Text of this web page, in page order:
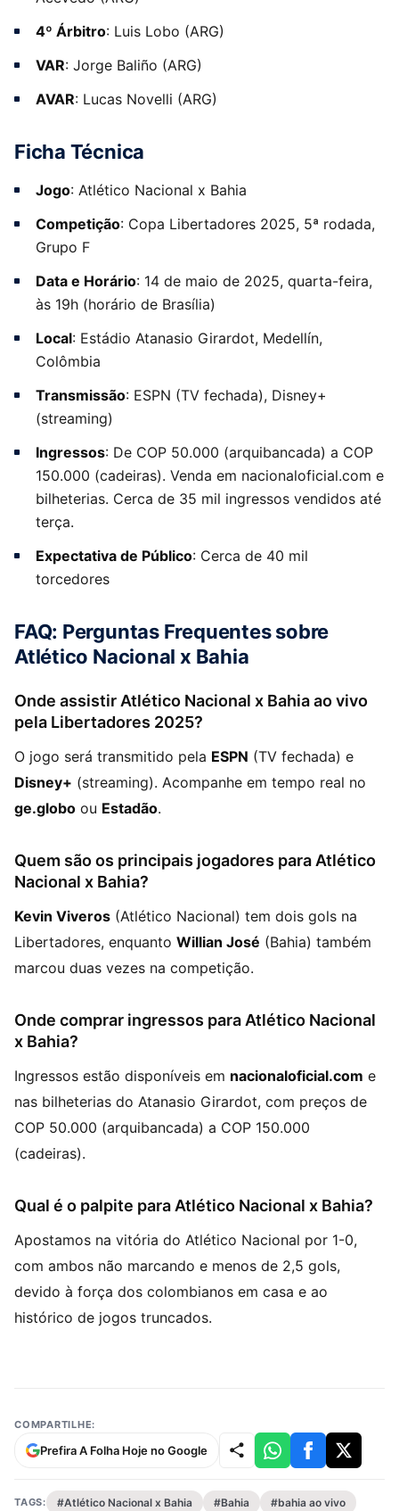
4º Árbitro: Luis Lobo (ARG)
VAR: Jorge Baliño (ARG)
AVAR: Lucas Novelli (ARG)
Ficha Técnica
Jogo: Atlético Nacional x Bahia
Competição: Copa Libertadores 2025, 5ª rodada,
Grupo F
Data e Horário: 14 de maio de 2025, quarta-feira,
às 19h (horário de Brasília)
Local: Estádio Atanasio Girardot, Medellín,
Colômbia
Transmissão: ESPN (TV fechada), Disney+
(streaming)
Ingressos: De COP 50.000 (arquibancada) a COP
150.000 (cadeiras). Venda em nacionaloficial.com e
bilheterias. Cerca de 35 mil ingressos vendidos até
terça.
Expectativa de Público: Cerca de 40 mil
torcedores
FAQ: Perguntas Frequentes sobre
Atlético Nacional x Bahia
Onde assistir Atlético Nacional x Bahia ao vivo
pela Libertadores 2025?
O jogo será transmitido pela ESPN (TV fechada) e
Disney+ (streaming). Acompanhe em tempo real no
ge.globo ou Estadão.
Quem são os principais jogadores para Atlético
Nacional x Bahia?
Kevin Viveros (Atlético Nacional) tem dois gols na
Libertadores, enquanto Willian José (Bahia) também
marcou duas vezes na competição.
Onde comprar ingressos para Atlético Nacional
x Bahia?
Ingressos estão disponíveis em nacionaloficial.com e
nas bilheterias do Atanasio Girardot, com preços de
COP 50.000 (arquibancada) a COP 150.000
(cadeiras).
Qual é o palpite para Atlético Nacional x Bahia?
Apostamos na vitória do Atlético Nacional por 1-0,
com ambos não marcando e menos de 2,5 gols,
devido à força dos colombianos em casa e ao
histórico de jogos truncados.
COMPARTILHE:
Prefira A Folha Hoje no Google
TAGS: #Atlético Nacional x Bahia #Bahia
#bahia ao vivo